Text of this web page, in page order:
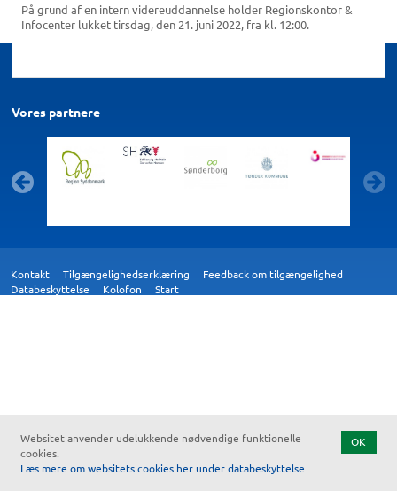
På grund af en intern videreuddannelse holder Regionskontor &
Infocenter lukket tirsdag, den 21. juni 2022, fra kl. 12:00.
Vores partnere
Kontakt Tilgængelighedserklæring
Feedback om tilgængelighed
Databeskyttelse
Kolofon Start
OK
Websitet anvender udelukkende nødvendige funktionelle
cookies.
Læs mere om websitets cookies her under databeskyttelse